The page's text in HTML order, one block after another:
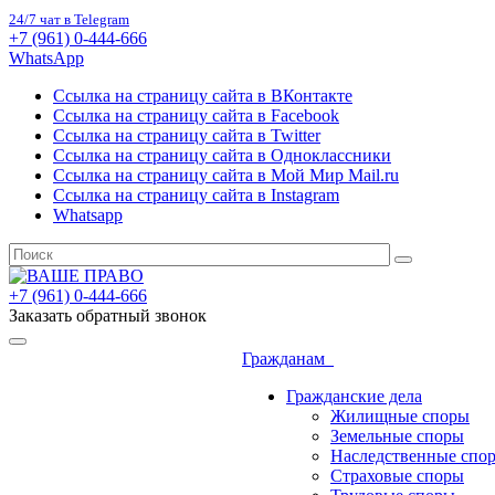
24/7 чат в Telegram
+7 (961) 0-444-666
WhatsApp
Ссылка на страницу сайта в ВКонтакте
Ссылка на страницу сайта в Facebook
Ссылка на страницу сайта в Twitter
Ссылка на страницу сайта в Одноклассники
Ссылка на страницу сайта в Мой Мир Mail.ru
Ссылка на страницу сайта в Instagram
Whatsapp
+7 (961) 0-444-666
Заказать обратный звонок
Гражданам
Гражданские дела
Жилищные споры
Земельные споры
Наследственные
Страховые споры